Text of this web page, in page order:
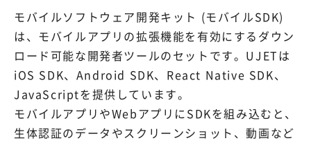
スマートアクション
AI
バーチャルエージェント
エージェントアシスト
モバイルソフトウェア開発キット (モバイルSDK)
は、モバイルアプリの拡張機能を有効にするダウン
ロード可能な開発者ツールのセットです。UJETは
iOS SDK、Android SDK、React Native SDK、
JavaScriptを提供しています。
モバイルアプリやWebアプリにSDKを組み込むと、
生体認証のデータやスクリーンショット、動画など